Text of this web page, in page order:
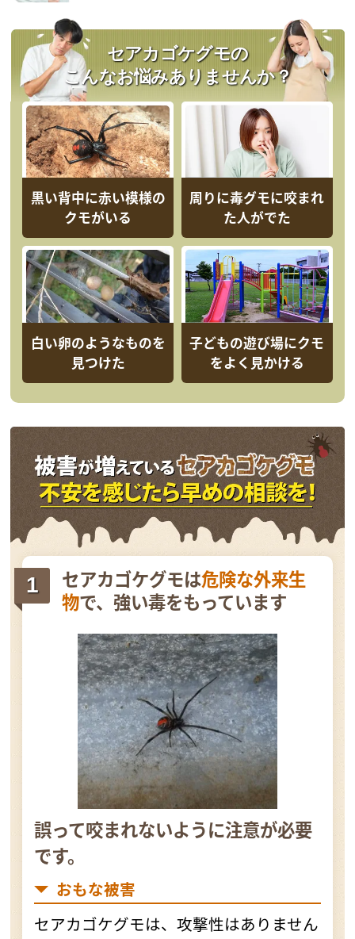
セアカゴケグモの
こんなお悩みありませんか？
黒い背中に赤い模様の
クモがいる
周りに毒グモに咬まれ
た人がでた
白い卵のようなものを
見つけた
子どもの遊び場にクモ
をよく見かける
セアカゴケグモは危険な外来生
物で、強い毒をもっています
誤って咬まれないように注意が必要
です。
おもな被害
セアカゴケグモは、攻撃性はありません